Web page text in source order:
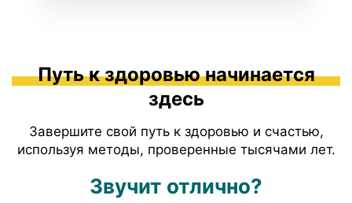
Путь к здоровью начинается
здесь
Завершите свой путь к здоровью и счастью,
используя методы, проверенные тысячами лет.
Звучит отлично?